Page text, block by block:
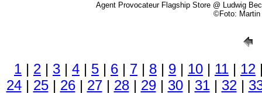
Agent Provocateur Flagship Store @ Ludwig
©Foto: Martin
1 | 2 | 3 | 4 | 5 | 6 | 7 | 8 | 9 | 10 | 11 | 12
24| 25| 26| 27| 28| 29| 30| 31| 32|